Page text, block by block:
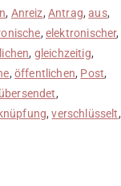
, Anreiz, Antrag,aus,
, elektronischer,
, gleichzeitig,
, öffentlichen, Post,
übersendet,
,verschlüsselt,